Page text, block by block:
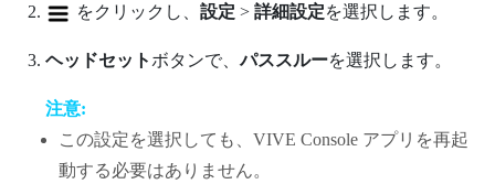
をクリックし、 設定 > 詳細設定を選択します。
ヘッドセット ボタンで、パススルーを選択します。
注意:
この設定を選択しても、VIVE Console アプリを再起
動する必要はありません。